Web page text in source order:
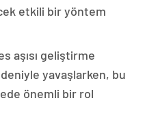
etkili bir yöntem
aşısı geliştirme
yavaşlarken, bu
önemli bir rol